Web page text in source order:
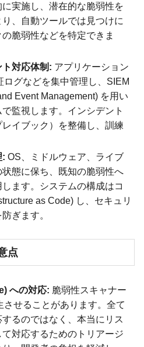
実施し、潜在的な脆弱性を
、自動ツールでは見つけに
脆弱性などを特定できま
ト対応体制: アプリケーション
ログなどを集中管理し、SIEM
Event Management) を用い
監視します。インシデント
イブック）を整備し、訓練
: OS、ミドルウェア、ライブ
態に保ち、既知の脆弱性へ
ます。システムの構成はコ
as Code) し、セキュリ
ぎます。
点
への対応: 脆弱性スキャナー
させることがあります。全て
るのではなく、本当にリス
対応するためのトリアージ